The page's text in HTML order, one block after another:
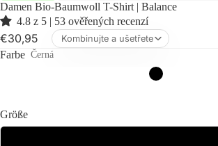
Damen Bio-Baumwoll T-Shirt | Balance
4.8 z 5 | 53 ověřených recenzí
€30,95 Kombinujte a ušetřete
Farbe Černá
Größe